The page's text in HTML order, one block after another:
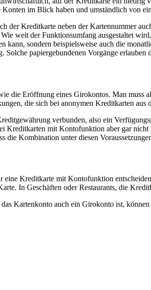
im Blick haben und umständlich von
der Kreditkarte neben der Kartennummer
weit der Funktionsumfang ausgestaltet
kann, sondern beispielsweise auch die
Solche papiergebundenen Vorgänge
die Eröffnung eines Girokontos. Man muss
die sich bei anonymen Kreditkarten aus
verbunden, also ein
Kreditkarten mit Kontofunktion aber gar
die Kombination unter diesen
eine Kreditkarte mit Kontofunktion
In Geschäften oder Restaurants, die
Kartenkonto auch ein Girokonto ist,